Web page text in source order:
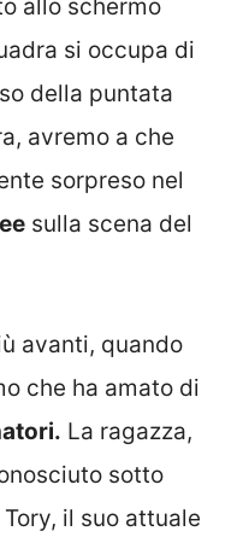
allo schermo
si occupa di
della puntata
avremo a che
sorpreso nel
sulla scena del
avanti, quando
che ha amato di
La ragazza,
sotto
il suo attuale